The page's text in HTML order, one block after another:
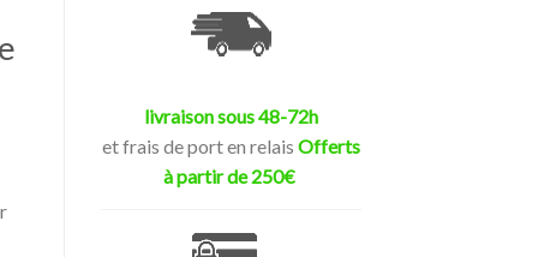
livraison sous 48-72h
et frais de port en relais Offerts
à partir de 250€